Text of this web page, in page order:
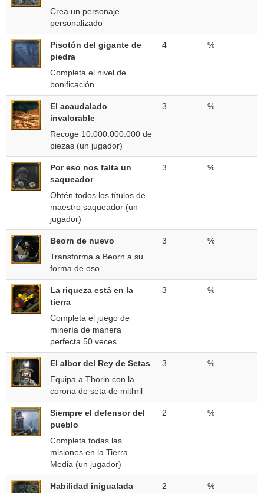
Crea un personaje
personalizado
Pisotón del gigante de
piedra
Completa el nivel de
bonificación
4 %
El acaudalado
invalorable
Recoge 10.000.000.000 de
piezas (un jugador)
3 %
Por eso nos falta un
saqueador
Obtén todos los títulos de
maestro saqueador (un
jugador)
3 %
Beorn de nuevo
Transforma a Beorn a su
forma de oso
3 %
La riqueza está en la
tierra
Completa el juego de
minería de manera
perfecta 50 veces
3 %
El albor del Rey de Setas
Equipa a Thorin con la
corona de seta de mithril
3 %
Siempre el defensor del
pueblo
Completa todas las
misiones en la Tierra
Media (un jugador)
2 %
Habilidad inigualada
2 %